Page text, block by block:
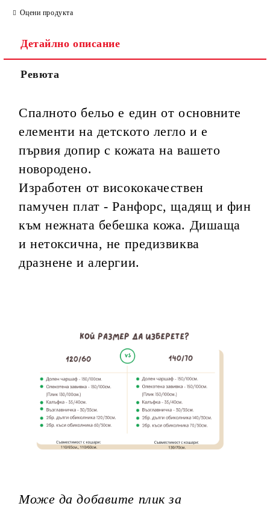
Оцени продукта
Детайлно описание
Ревюта
Спалното бельо е един от основните
елементи на детското легло и е
първия допир с кожата на вашето
новородено.
Изработен от висококачествен
памучен плат - Ранфорс, щадящ и фин
към нежната бебешка кожа. Дишаща
и нетоксична, не предизвиква
дразнене и алергии.
Може да добавите плик за